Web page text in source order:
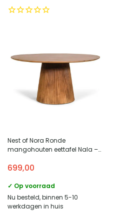
Nest of Nora Ronde
mangohouten eettafel Nala –
699,00
✓ Op voorraad
Nu besteld, binnen 5-10
werkdagen in huis